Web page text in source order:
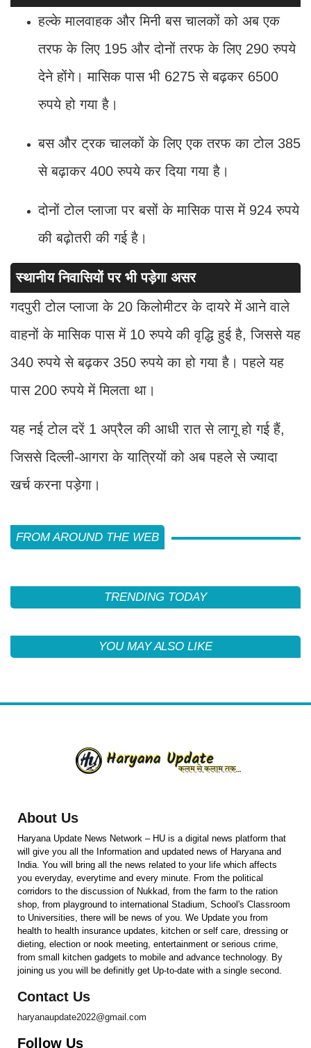
हल्के मालवाहक और मिनी बस चालकों को अब एक
तरफ के लिए 195 और दोनों तरफ के लिए 290 रुपये
देने होंगे। मासिक पास भी 6275 से बढ़कर 6500
रुपये हो गया है।
बस और ट्रक चालकों के लिए एक तरफ का टोल 385
से बढ़ाकर 400 रुपये कर दिया गया है।
दोनों टोल प्लाजा पर बसों के मासिक पास में 924 रुपये
की बढ़ोतरी की गई है।
स्थानीय निवासियों पर भी पड़ेगा असर
गदपुरी टोल प्लाजा के 20 किलोमीटर के दायरे में आने वाले
वाहनों के मासिक पास में 10 रुपये की वृद्धि हुई है, जिससे यह
340 रुपये से बढ़कर 350 रुपये का हो गया है। पहले यह
पास 200 रुपये में मिलता था।
यह नई टोल दरें 1 अप्रैल की आधी रात से लागू हो गई हैं,
जिससे दिल्ली-आगरा के यात्रियों को अब पहले से ज्यादा
खर्च करना पड़ेगा।
FROM AROUND THE WEB
TRENDING TODAY
YOU MAY ALSO LIKE
About Us
Haryana Update News Network – HU is a digital news platform that
will give you all the Information and updated news of Haryana and
India. You will bring all the news related to your life which affects
you everyday, everytime and every minute. From the political
corridors to the discussion of Nukkad, from the farm to the ration
shop, from playground to international Stadium, School's Classroom
to Universities, there will be news of you. We Update you from
health to health insurance updates, kitchen or self care, dressing or
dieting, election or nook meeting, entertainment or serious crime,
from small kitchen gadgets to mobile and advance technology. By
joining us you will be definitly get Up-to-date with a single second.
Contact Us
haryanaupdate2022@gmail.com
Follow Us